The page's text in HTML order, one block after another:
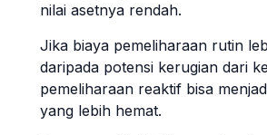
nilai asetnya rendah.
Jika biaya pemeliharaan rutin
daripada potensi kerugian dari
pemeliharaan reaktif bisa
yang lebih hemat.